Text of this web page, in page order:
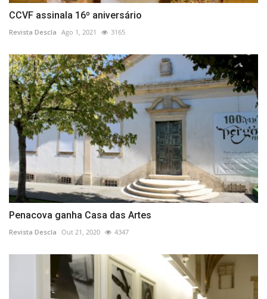
CCVF assinala 16º aniversário
Revista Descla Ago 1, 2021 3165
Penacova ganha Casa das Artes
Revista Descla Out 21, 2020 4347